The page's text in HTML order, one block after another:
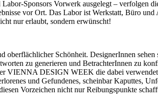
Sponsors Vorwerk ausgelegt – verfolgen
vor Ort. Das Labor ist Werkstatt, Büro und
nur erlaubt, sondern erwünscht!
oberflächlicher Schönheit. DesignerInnen
zu generieren und BetrachterInnen zu
VIENNA DESIGN WEEK die dabei
und Gefundenes, scheinbar Kaputtes,
Vorzeichen nicht nur Reibungspunkte